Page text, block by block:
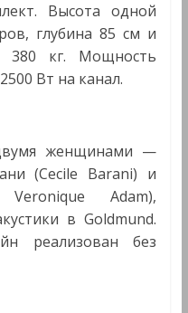
Высота одной
глубина 85 см и
кг. Мощность
Вт на канал.
женщинами —
(Cecile Barani) и
Adam),
в Goldmund.
реализован без